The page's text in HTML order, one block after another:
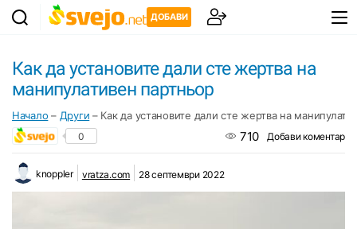
ДОБАВИ
Как да установите дали сте жертва на
манипулативен партньор
Начало – Други – Как да установите дали сте жертва на
0 710 Добави коментар
knoppler vratza.com 28 септември 2022